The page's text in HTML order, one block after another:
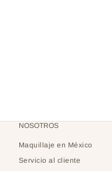
NOSOTROS
Maquillaje en México
Servicio al cliente